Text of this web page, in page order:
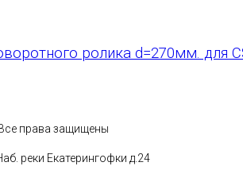
ролика d=270мм. для
права защищены
реки Екатерингофки д.24